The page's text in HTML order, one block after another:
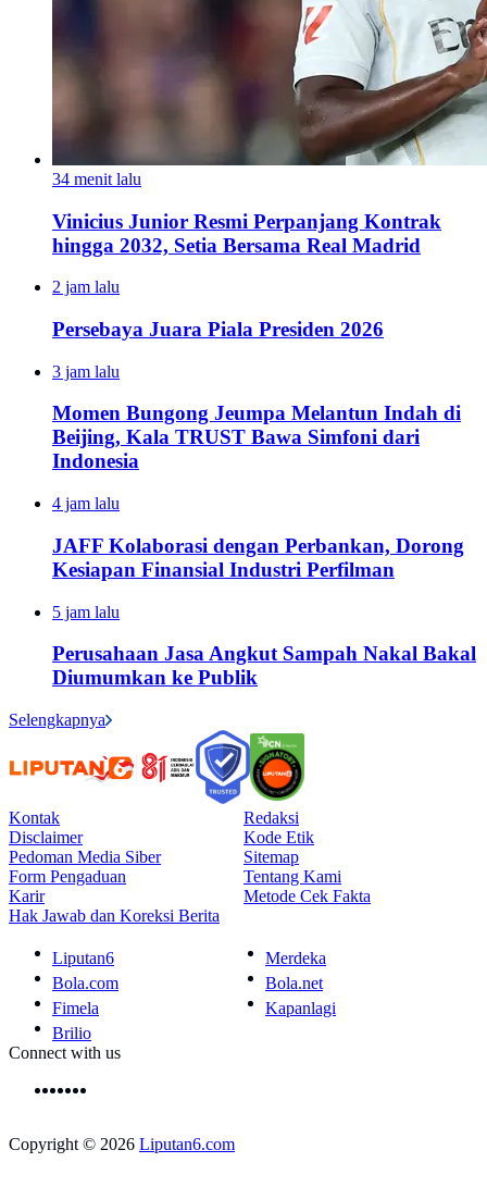
34 menit lalu
Vinicius Junior Resmi Perpanjang Kontrak
hingga 2032, Setia Bersama Real Madrid
2 jam lalu
Persebaya Juara Piala Presiden 2026
3 jam lalu
Momen Bungong Jeumpa Melantun Indah di
Beijing, Kala TRUST Bawa Simfoni dari
Indonesia
4 jam lalu
JAFF Kolaborasi dengan Perbankan, Dorong
Kesiapan Finansial Industri Perfilman
5 jam lalu
Perusahaan Jasa Angkut Sampah Nakal Bakal
Diumumkan ke Publik
Selengkapnya
Kontak
Redaksi
Disclaimer
Kode Etik
Pedoman Media Siber
Sitemap
Form Pengaduan
Tentang Kami
Karir
Metode Cek Fakta
Hak Jawab dan Koreksi Berita
Liputan6
Merdeka
Bola.com
Bola.net
Fimela
Kapanlagi
Brilio
Connect with us
Copyright © 2026 Liputan6.com